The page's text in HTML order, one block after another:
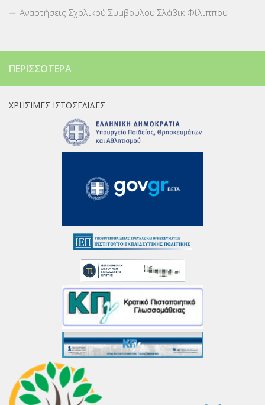
Αναρτήσεις Σχολικού Συμβούλου Σλάβικ Φίλιππου
ΠΕΡΙΣΣΌΤΕΡΑ
ΧΡΉΣΙΜΕΣ ΙΣΤΟΣΕΛΊΔΕΣ